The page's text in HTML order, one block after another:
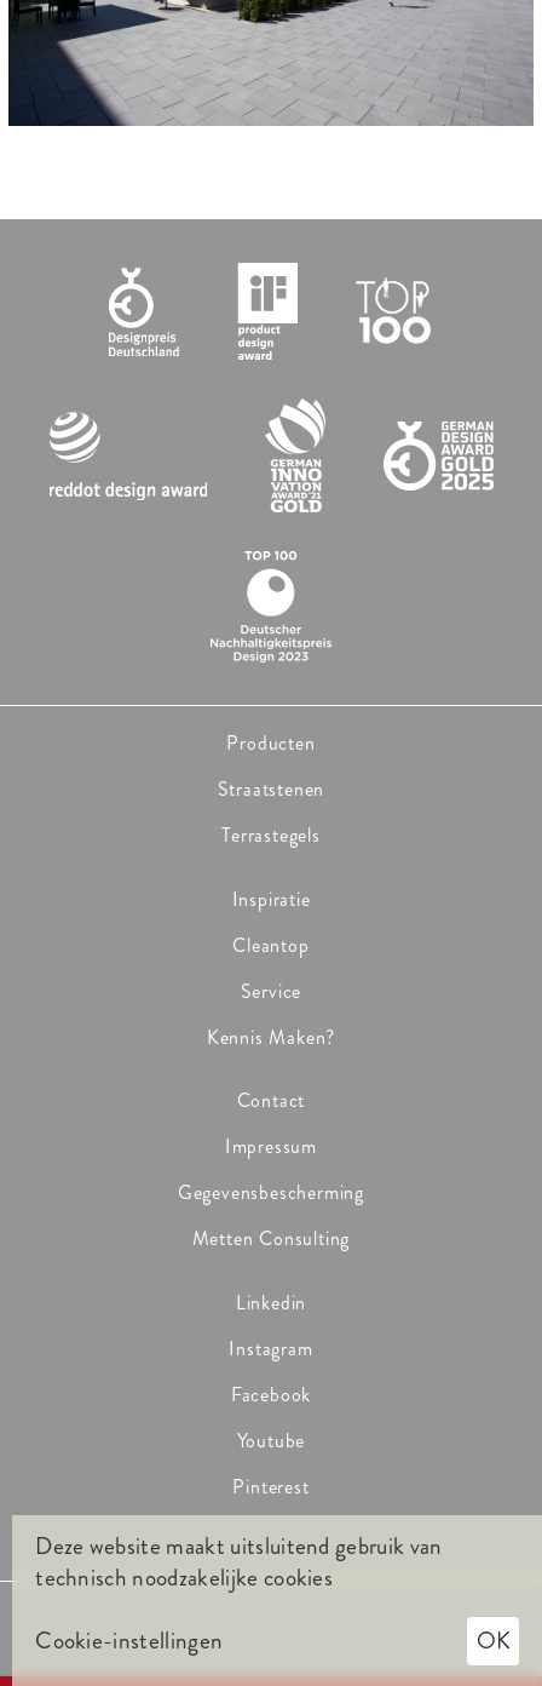
Producten
Straatstenen
Terrastegels
Inspiratie
Cleantop
Service
Kennis Maken?
Contact
Impressum
Gegevensbescherming
Metten Consulting
Linkedin
Instagram
Facebook
Youtube
Pinterest
Deze website maakt uitsluitend gebruik van
technisch noodzakelijke cookies
Cookie-instellingen
OK